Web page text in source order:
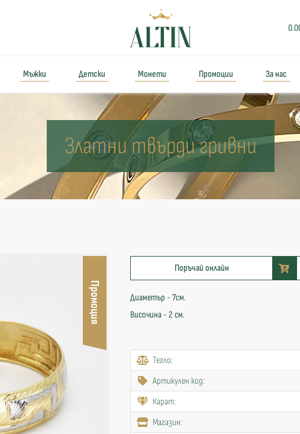
Мъжки Детски Монети Промоции За нас
Златни твърди гривни
Промоция
Поръчай онлайн
Диаметър - 7см.
Височина - 2 см.
Тегло:
Артикулен код:
Карат:
Mагазин: